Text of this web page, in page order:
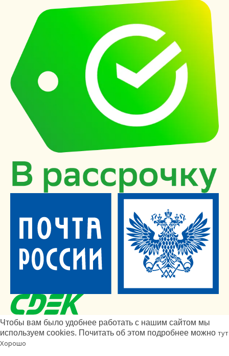
Чтобы вам было удобнее работать с нашим сайтом мы
используем cookies. Почитать об этом подробнее можно тут
Хорошо